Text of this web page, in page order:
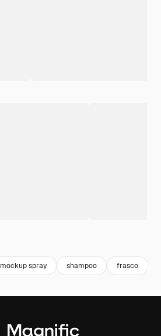
mockup spray shampoo frasco